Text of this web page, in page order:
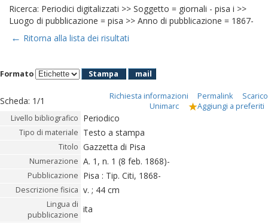
Ricerca: Periodici digitalizzati >> Soggetto = giornali - pisa i >>
Luogo di pubblicazione = pisa >> Anno di pubblicazione = 1867-
← Ritorna alla lista dei risultati
Formato Stampa mail
Scheda: 1/1 Richiesta informazioni Permalink
Scarico
Unimarc
Aggiungi a preferiti
Livello bibliografico Periodico
Tipo di materiale Testo a stampa
Titolo Gazzetta di Pisa
Numerazione A. 1, n. 1 (8 feb. 1868)-
Pubblicazione Pisa : Tip. Citi, 1868-
Descrizione fisica v. ; 44 cm
Lingua di
pubblicazione
ita